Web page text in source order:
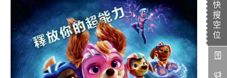
快
搜
空
位
TITAN SCREEN
MUCROWN
IMAX
4DX
VR 演唱會
GOLD CLASS
影城餐飲
UNICORN